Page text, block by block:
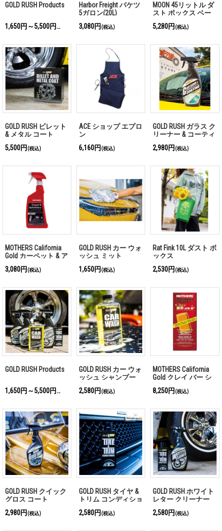
GOLD RUSH Products
1,650円～5,500円
(税込)
Harbor Freight バケツ
5ガロン(20L)
3,080円 (税込)
MOON 45リットル ダ
スト ボックス ベー
5,280円 (税込)
GOLD RUSH ビレット
& メタル コート
5,500円 (税込)
ACE ショップ エプロ
ン
6,160円 (税込)
GOLD RUSH ガラス ク
リーナー & コーティ
2,980円 (税込)
MOTHERS California
Gold カーペット & ア
ポストリー クリーナ
ー
3,080円 (税込)
GOLD RUSH カー ウォ
ッシュ ミット
1,650円 (税込)
Rat Fink 10L ダスト ボ
ックス
2,530円 (税込)
GOLD RUSH Products
1,650円～5,500円
(税込)
GOLD RUSH カー ウォ
ッシュ シャンプー
2,580円 (税込)
MOTHERS California
Gold クレイ バー シ
ステム
8,250円 (税込)
GOLD RUSH クイック
グロス コート
2,980円(税込)
GOLD RUSH タイヤ &
トリム コンディショ
2,580円(税込)
GOLD RUSH ホワイト
レター クリーナー
2,580円(税込)